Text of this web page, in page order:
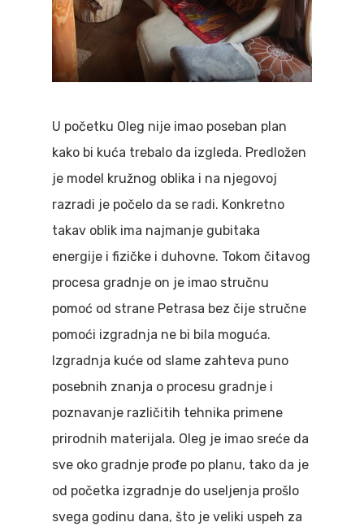
U početku Oleg nije imao poseban plan
kako bi kuća trebalo da izgleda. Predložen
je model kružnog oblika i na njegovoj
razradi je počelo da se radi. Konkretno
takav oblik ima najmanje gubitaka
energije i fizičke i duhovne. Tokom čitavog
procesa gradnje on je imao stručnu
pomoć od strane Petrasa bez čije stručne
pomoći izgradnja ne bi bila moguća.
Izgradnja kuće od slame zahteva puno
posebnih znanja o procesu gradnje i
poznavanje različitih tehnika primene
prirodnih materijala. Oleg je imao sreće da
sve oko gradnje prođe po planu, tako da je
od početka izgradnje do useljenja prošlo
svega godinu dana, što je veliki uspeh za